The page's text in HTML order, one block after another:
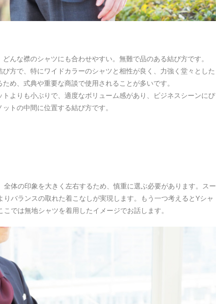
どんな襟のシャツにも合わせやすい。無難で品のある結び方です。
び方で、特にワイドカラーのシャツと相性が良く、力強く堂々とした
め、式典や重要な商談で使用されることが多いです。
トよりも小ぶりで、適度なボリューム感があり、ビジネスシーンにぴ
トの中間に位置する結び方です。
体の印象を大きく左右するため、慎重に選ぶ必要があります。スー
バランスの取れた着こなしが実現します。もう一つ考えるとYシャ
では無地シャツを着用したイメージでお話します。